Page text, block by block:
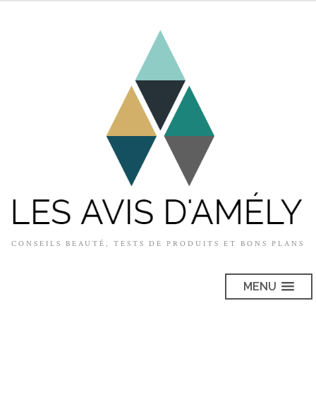
CONSEILS BEAUTÉ, TESTS DE PRODUITS ET BONS PLANS
MENU